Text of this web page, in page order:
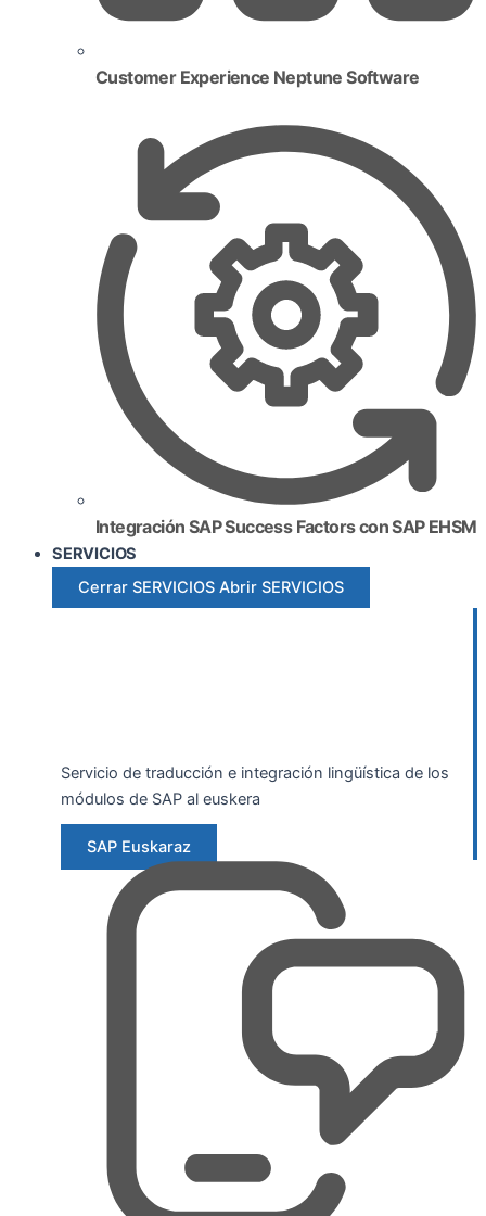
Customer Experience Neptune Software
Integración SAP Success Factors con SAP EHSM
SERVICIOS
Cerrar SERVICIOS Abrir SERVICIOS
Servicio de traducción e integración lingüística de los
módulos de SAP al euskera
SAP Euskaraz